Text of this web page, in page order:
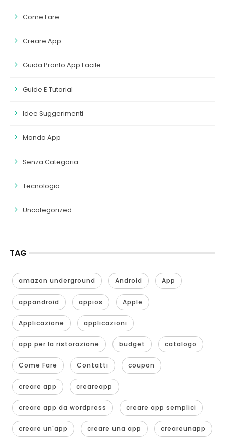
Come Fare
Creare App
Guida Pronto App Facile
Guide E Tutorial
Idee Suggerimenti
Mondo App
Senza Categoria
Tecnologia
Uncategorized
TAG
amazon underground Android App
appandroid appios Apple
Applicazione applicazioni
app per la ristorazione budget catalogo
Come Fare Contatti coupon
creare app creareapp
creare app da wordpress creare app semplici
creare un'app creare una app creareunapp